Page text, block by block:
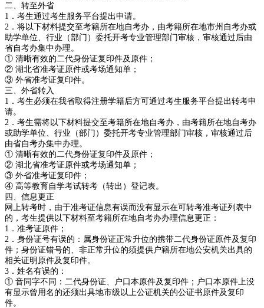
二、转至外省
1．考生通过考生服务平台提出申请。
2．将以下材料提交至考籍所在地自考办，由考籍所在地市州自考办或
助学单位、行业（部门）委托开考专业管理部门审核，审核通过后由
省自考办集中办理。
① 清晰有效的二代身份证复印件及原件；
② 湖北省准考证原件或考场通知单；
③ 外省准考证复印件。
三、外省转入
1．考生必须在我省取得注册学籍后方可通过考生服务平台提出转考申
请。
2．考生需将以下材料提交至考籍所在地自考办，由考籍所在地自考办
或助学单位、行业（部门）委托开考专业管理部门审核，审核通过后
由省自考办集中办理。
① 清晰有效的二代身份证复印件及原件；
② 湖北省准考证原件或考场通知单；
③ 外省准考证复印件；
④ 高等教育自学考试转考（转出）登记表。
四、信息更正
网上转考时，由于准考证信息有误而没有显示在可转考准考证列表中
的，考生提供以下材料至考籍所在地自考办办理信息更正：
1．准考证原件；
2．身份证号有误的：属身份证正常升位的携带二代身份证原件及复印
件；身份证错号的、非正常升位的须提供户籍所在地公安机关出具的
相关证明原件及复印件。
3．姓名有误的：
① 音同字不同：二代身份证、户口本原件及复印件；户口本原件上没
有显示曾用名的还须出具地市级以上公证机关的公证书原件及复印
件。